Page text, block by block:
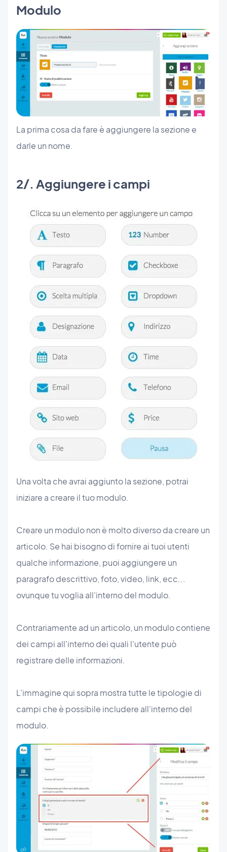
Modulo
La prima cosa da fare è aggiungere la sezione e
darle un nome.
2/. Aggiungere i campi
Una volta che avrai aggiunto la sezione, potrai
iniziare a creare il tuo modulo.
Creare un modulo non è molto diverso da creare un
articolo. Se hai bisogno di fornire ai tuoi utenti
qualche informazione, puoi aggiungere un
paragrafo descrittivo, foto, video, link, ecc...
ovunque tu voglia all'interno del modulo.
Contrariamente ad un articolo, un modulo contiene
dei campi all'interno dei quali l'utente può
registrare delle informazioni.
L'immagine qui sopra mostra tutte le tipologie di
campi che è possibile includere all'interno del
modulo.